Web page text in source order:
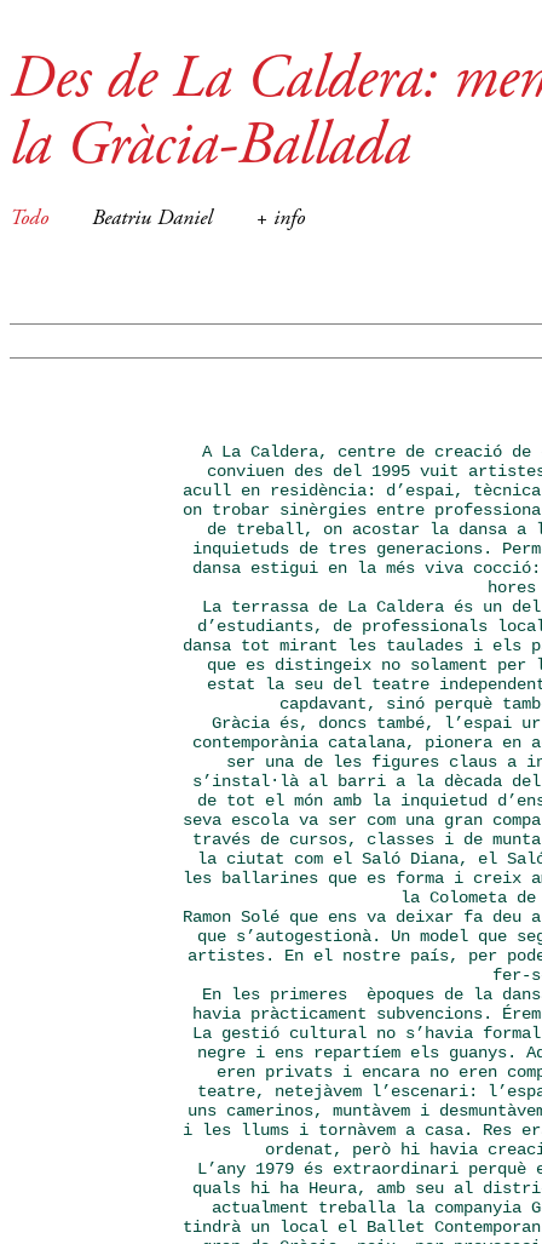
Des de La Caldera:
la Gràcia-Ballada
Todo Beatriu Daniel + info
A La Caldera, centre de creació
conviuen des del 1995 vuit
acull en residència: d’espai,
on trobar sinèrgies entre
de treball, on acostar la dansa a
inquietuds de tres generacions.
dansa estigui en la més viva
La terrassa de La Caldera és un
d’estudiants, de professionals
dansa tot mirant les taulades i els
que es distingeix no solament
estat la seu del teatre
capdavant, sinó perquè
Gràcia és, doncs també, l’espai
contemporània catalana, pionera en
ser una de les figures claus a
s’instal·là al barri a la dècada del
de tot el món amb la inquietud
seva escola va ser com una gran
través de cursos, classes i de
la ciutat com el Saló Diana, el
les ballarines que es forma i creix
la Colometa
Ramon Solé que ens va deixar fa
que s’autogestionà. Un model
artistes. En el nostre país, per
fer-
En les primeres èpoques de la
havia pràcticament subvencions.
La gestió cultural no s’havia
negre i ens repartíem els guanys.
eren privats i encara no eren
teatre, netejàvem l’escenari:
uns camerinos, muntàvem i
i les llums i tornàvem a casa. Res
ordenat, però hi havia
L’any 1979 és extraordinari
quals hi ha Heura, amb seu al
actualment treballa la
tindrà un local el Ballet